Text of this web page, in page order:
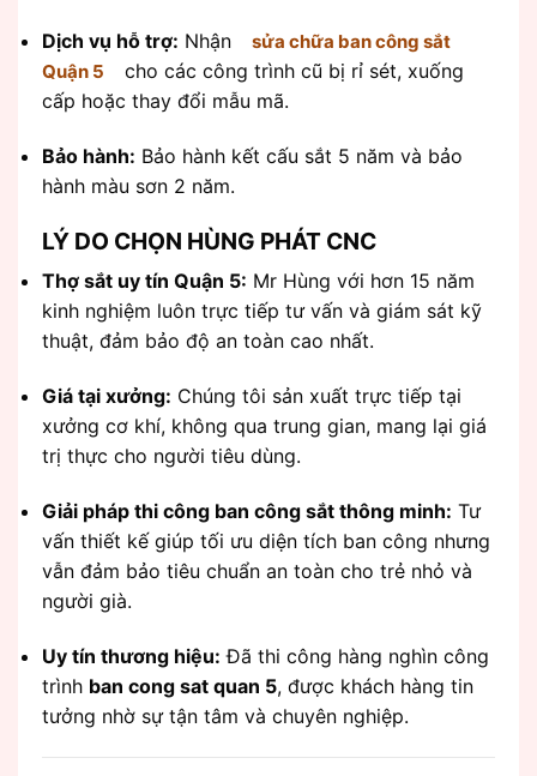
Dịch vụ hỗ trợ: Nhận
sửa chữa ban công sắt
Quận 5
cho các công trình cũ bị rỉ sét, xuống
cấp hoặc thay đổi mẫu mã.
Bảo hành: Bảo hành kết cấu sắt 5 năm và bảo
hành màu sơn 2 năm.
LÝ DO CHỌN HÙNG PHÁT CNC
Thợ sắt uy tín Quận 5: Mr Hùng với hơn 15 năm
kinh nghiệm luôn trực tiếp tư vấn và giám sát kỹ
thuật, đảm bảo độ an toàn cao nhất.
Giá tại xưởng: Chúng tôi sản xuất trực tiếp tại
xưởng cơ khí, không qua trung gian, mang lại giá
trị thực cho người tiêu dùng.
Giải pháp thi công ban công sắt thông minh: Tư
vấn thiết kế giúp tối ưu diện tích ban công nhưng
vẫn đảm bảo tiêu chuẩn an toàn cho trẻ nhỏ và
người già.
Uy tín thương hiệu: Đã thi công hàng nghìn công
trình ban cong sat quan 5, được khách hàng tin
tưởng nhờ sự tận tâm và chuyên nghiệp.